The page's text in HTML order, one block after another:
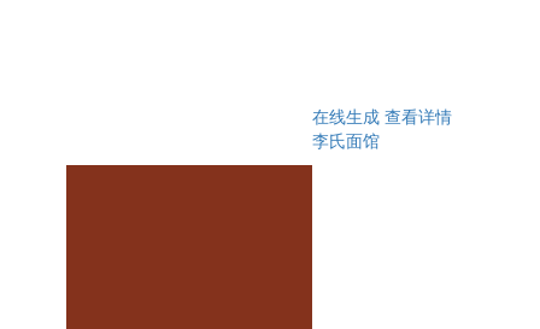
在线生成 查看详情
李氏面馆